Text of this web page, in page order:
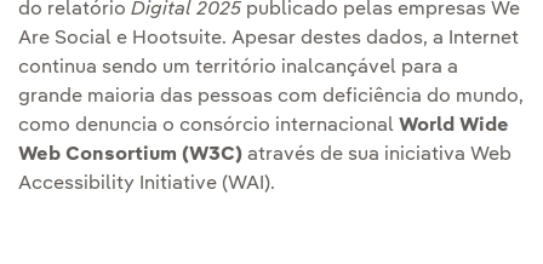
do relatório Digital 2025 publicado pelas empresas We
Are Social e Hootsuite. Apesar destes dados, a Internet
continua sendo um território inalcançável para a
grande maioria das pessoas com deficiência do mundo,
como denuncia o consórcio internacional World Wide
Web Consortium (W3C) através de sua iniciativa Web
Accessibility Initiative (WAI).